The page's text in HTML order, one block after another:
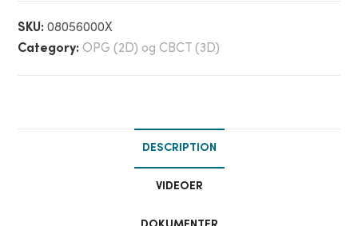
SKU:08056000X
Category: OPG (2D) og CBCT (3D)
DESCRIPTION
VIDEOER